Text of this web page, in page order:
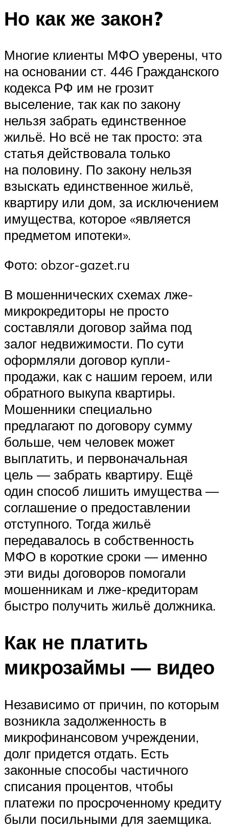
Но как же закон?
Многие клиенты МФО уверены, что
на основании ст. 446 Гражданского
кодекса РФ им не грозит
выселение, так как по закону
нельзя забрать единственное
жильё. Но всё не так просто: эта
статья действовала только
на половину. По закону нельзя
взыскать единственное жильё,
квартиру или дом, за исключением
имущества, которое «является
предметом ипотеки».
Фото: obzor-gazet.ru
В мошеннических схемах лже-
микрокредиторы не просто
составляли договор займа под
залог недвижимости. По сути
оформляли договор купли-
продажи, как с нашим героем, или
обратного выкупа квартиры.
Мошенники специально
предлагают по договору сумму
больше, чем человек может
выплатить, и первоначальная
цель — забрать квартиру. Ещё
один способ лишить имущества —
соглашение о предоставлении
отступного. Тогда жильё
передавалось в собственность
МФО в короткие сроки — именно
эти виды договоров помогали
мошенникам и лже-кредиторам
быстро получить жильё должника.
Как не платить
микрозаймы — видео
Независимо от причин, по которым
возникла задолженность в
микрофинансовом учреждении,
долг придется отдать. Есть
законные способы частичного
списания процентов, чтобы
платежи по просроченному кредиту
были посильными для заемщика.